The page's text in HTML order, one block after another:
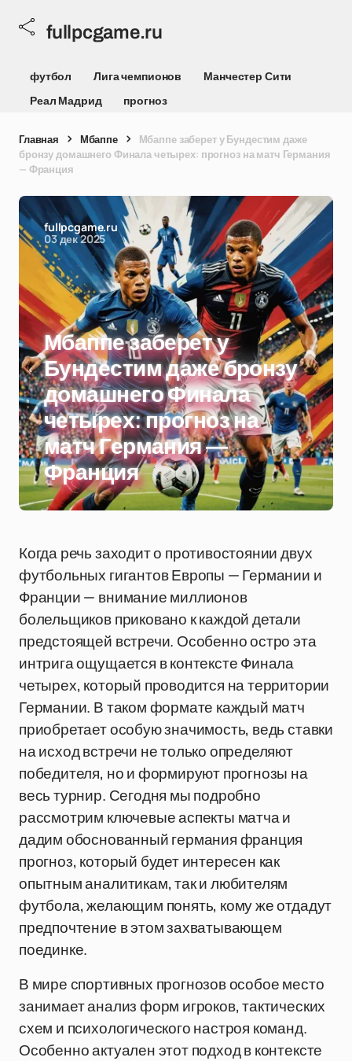
fullpcgame.ru
футбол Лига чемпионов
Манчестер Сити
Реал Мадрид
прогноз
Главная Мбаппе
Мбаппе заберет у Бундестим даже
бронзу домашнего Финала четырех: прогноз на матч Германия
— Франция
fullpcgame.ru
03 дек 2025
Мбаппе заберет у
Бундестим даже бронзу
домашнего Финала
четырех: прогноз на
матч Германия —
Франция
Когда речь заходит о противостоянии двух
футбольных гигантов Европы — Германии и
Франции — внимание миллионов
болельщиков приковано к каждой детали
предстоящей встречи. Особенно остро эта
интрига ощущается в контексте Финала
четырех, который проводится на территории
Германии. В таком формате каждый матч
приобретает особую значимость, ведь ставки
на исход встречи не только определяют
победителя, но и формируют прогнозы на
весь турнир. Сегодня мы подробно
рассмотрим ключевые аспекты матча и
дадим обоснованный германия франция
прогноз, который будет интересен как
опытным аналитикам, так и любителям
футбола, желающим понять, кому же отдадут
предпочтение в этом захватывающем
поединке.
В мире спортивных прогнозов особое место
занимает анализ форм игроков, тактических
схем и психологического настроя команд.
Особенно актуален этот подход в контексте